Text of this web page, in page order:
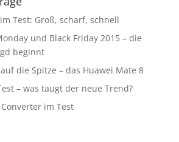
Test: Groß, scharf, schnell
und Black Friday 2015 – die
beginnt
die Spitze – das Huawei Mate 8
– was taugt der neue Trend?
im Test